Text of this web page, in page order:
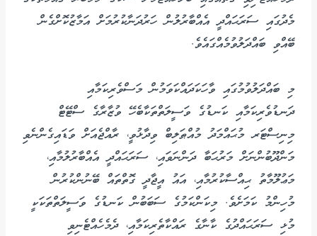
މެދުގައި ސަރަޙައްދީ އެއްބާރުލުން ހަރުދަނާކުރުމަށް އަމާޒުކޮށްގެން
ބޭއްވި ބައްދަލުވުމެއްގައެވެ.
މި ބައްދަލުވުމުގައި ވާހަކަދައްކަވަމުން މަސްވެރިކަމާއި
ދަނޑުވެރިކަމާއި ކަނޑުގެ ވަސީލަތްތަކާބެހޭ ވުޒާރާގެ ސްޓޭޓް
މިނިސްޓަރ މުޙައްމަދު މުއްޠަލިބް ވިދާޅުވީ، ރާއްޖެއަށް ވަޑައިގެންނެވި
މަންދޫބުންނަށް މަރުޙަބާ ދަންނަވައި، ސަރަޙައްދީ އެއްބާރުލުމާއި،
މަޢުލޫމާތު ޙިއްސާކުރުމާއި، އައު އީޖާދީ ގޮތްތައް ބޭނުންކުރުން
މުހިންމު ކަމަށެވެ. މިކަންކަމުގެ ސަބަބުން ކަނޑުގެ ވަސީލަތްތަކަކީ
މުޅި ސަރަޙައްދުގެ ކާނާގެ ރައްކާތެރިކަމާއި، ދެމެހެއްޓެނިވި